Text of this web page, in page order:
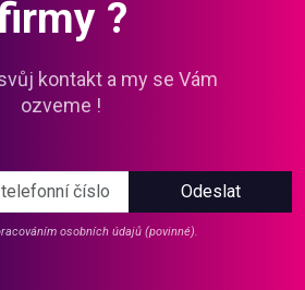
?
kontakt a my se Vám
ozveme !
Odeslat
osobních údajů (povinné).